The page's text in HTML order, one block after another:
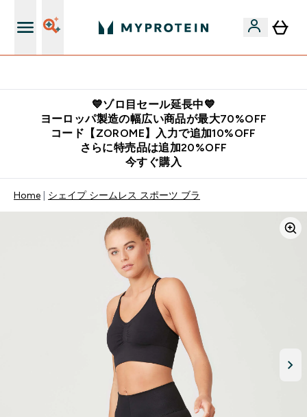
💙ゾロ目セール延長中💙
ヨーロッパ製造の幅広い商品が最大70%OFF
コード【ZOROME】入力で追加10%OFF
さらに特売品は追加20%OFF
今すぐ購入
Home シェイプ シームレス スポーツ ブラ